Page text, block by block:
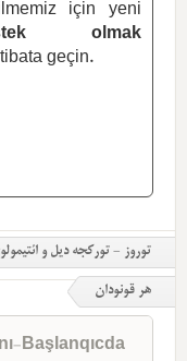
için yeni
olmak
geçin.
توروز - تورکجه دیل و
هر قونودان